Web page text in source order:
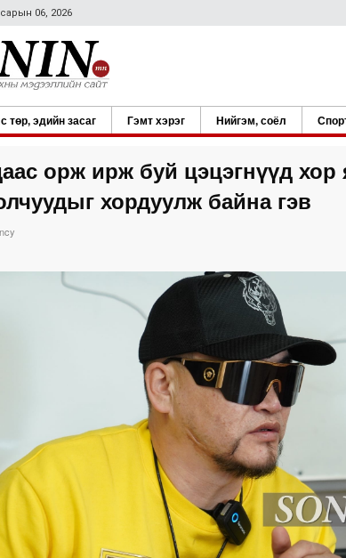
сарын 06, 2026
төр, эдийн засаг Гэмт хэрэг Нийгэм, соёл
орж ирж буй цэцэгнүүд хор
хордуулж байна гэв